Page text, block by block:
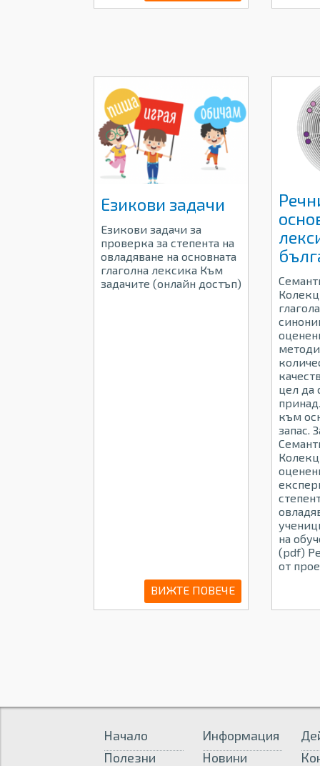
Езикови задачи
Езикови задачи за
проверка за степента на
овладяване на основната
глаголна лексика Към
задачите (онлайн достъп)
ВИЖТЕ ПОВЕЧЕ
цел да
към
запас.
на
(pdf)
от
Начало Информация
Полезни
Новини